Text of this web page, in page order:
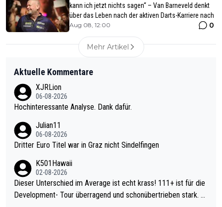
kann ich jetzt nichts sagen“ – Van Barneveld denkt
über das Leben nach der aktiven Darts-Karriere nach
Aug 08, 12:00 0
Mehr Artikel
Aktuelle Kommentare
XJRLion
06-08-2026
Hochinteressante Analyse. Dank dafür.
Julian11
06-08-2026
Dritter Euro Titel war in Graz nicht Sindelfingen
K501Hawaii
02-08-2026
Dieser Unterschied im Average ist echt krass! 111+ ist für die
Development- Tour überragend und schonübertrieben stark. U